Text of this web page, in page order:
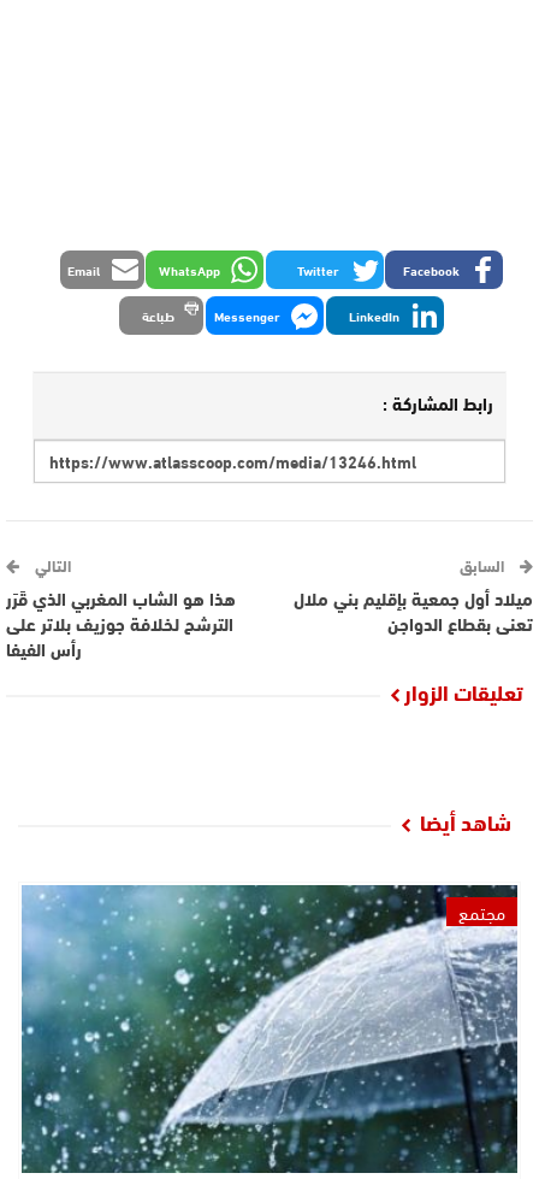
Facebook
Twitter
WhatsApp
Email
LinkedIn
Messenger طباعة
رابط المشاركة :
السابق
ميلاد أول جمعية بإقليم بني ملال
تعنى بقطاع الدواجن
التالي
هذا هو الشاب المغربي الذي قَرَر
الترشح لخلافة جوزيف بلاتر على
رأس الفيفا
تعليقات الزوار
شاهد أيضا
مجتمع